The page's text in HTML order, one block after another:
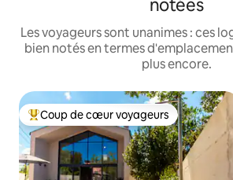
notées
Les voyageurs sont unanimes : ces
bien notés en termes
plus encore.
Coups de cœur voyageurs les plus
Coup de cœur voyageurs